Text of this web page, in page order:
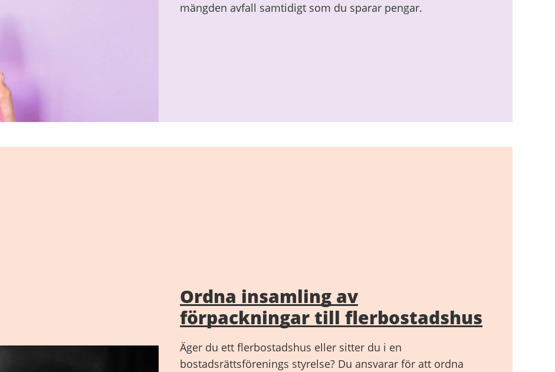
mängden avfall samtidigt som du sparar pengar.
Ordna insamling av
förpackningar till flerbostadshus
Äger du ett flerbostadshus eller sitter du i en
bostadsrättsförenings styrelse? Du ansvarar för att ordna